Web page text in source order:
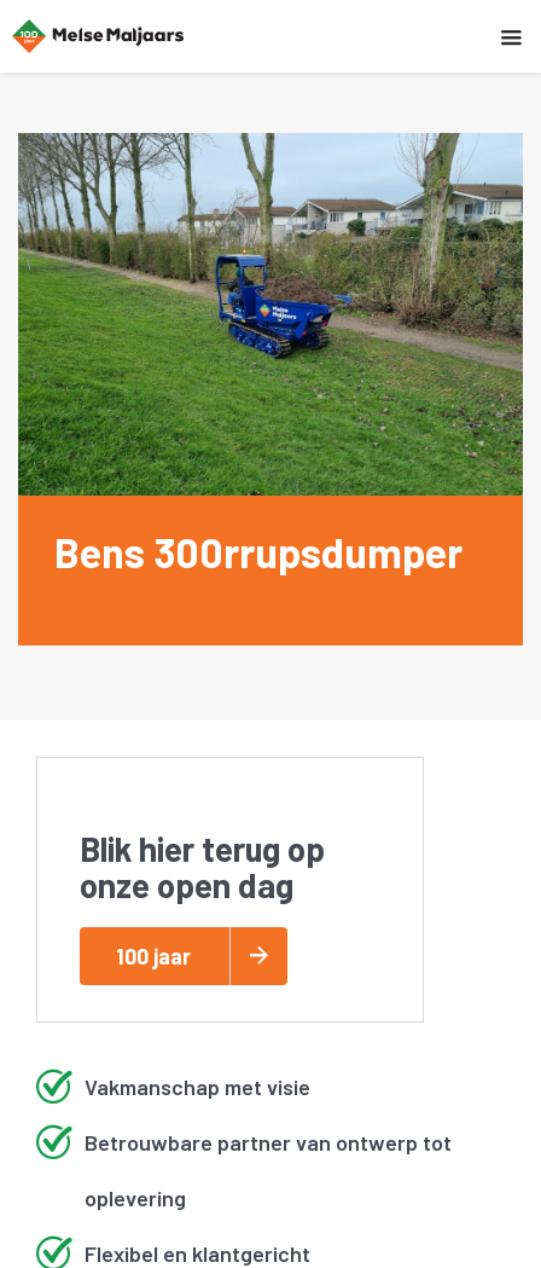
Bens 300rrupsdumper
Blik hier terug op
onze open dag
100 jaar
Vakmanschap met visie
Betrouwbare partner van ontwerp tot
oplevering
Flexibel en klantgericht